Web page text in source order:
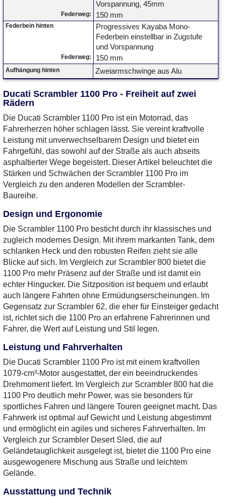
Vorspannung, 45mm
Federweg: 150 mm
Federbein hinten
Progressives Kayaba Mono-
Federbein einstellbar in Zugstufe
und Vorspannung
Federweg: 150 mm
Aufhängung hinten Zweiarmschwinge aus Alu
Ducati Scrambler 1100 Pro - Freiheit auf zwei
Rädern
Die Ducati Scrambler 1100 Pro ist ein Motorrad, das
Fahrerherzen höher schlagen lässt. Sie vereint kraftvolle
Leistung mit unverwechselbarem Design und bietet ein
Fahrgefühl, das sowohl auf der Straße als auch abseits
asphaltierter Wege begeistert. Dieser Artikel beleuchtet die
Stärken und Schwächen der Scrambler 1100 Pro im
Vergleich zu den anderen Modellen der Scrambler-
Baureihe.
Design und Ergonomie
Die Scrambler 1100 Pro besticht durch ihr klassisches und
zugleich modernes Design. Mit ihrem markanten Tank, dem
schlanken Heck und den robusten Reifen zieht sie alle
Blicke auf sich. Im Vergleich zur Scrambler 800 bietet die
1100 Pro mehr Präsenz auf der Straße und ist damit ein
echter Hingucker. Die Sitzposition ist bequem und erlaubt
auch längere Fahrten ohne Ermüdungserscheinungen. Im
Gegensatz zur Scrambler 62, die eher für Einsteiger gedacht
ist, richtet sich die 1100 Pro an erfahrene Fahrerinnen und
Fahrer, die Wert auf Leistung und Stil legen.
Leistung und Fahrverhalten
Die Ducati Scrambler 1100 Pro ist mit einem kraftvollen
1079-cm³-Motor ausgestattet, der ein beeindruckendes
Drehmoment liefert. Im Vergleich zur Scrambler 800 hat die
1100 Pro deutlich mehr Power, was sie besonders für
sportliches Fahren und längere Touren geeignet macht. Das
Fahrwerk ist optimal auf Gewicht und Leistung abgestimmt
und ermöglicht ein agiles und sicheres Fahrverhalten. Im
Vergleich zur Scrambler Desert Sled, die auf
Geländetauglichkeit ausgelegt ist, bietet die 1100 Pro eine
ausgewogenere Mischung aus Straße und leichtem
Gelände.
Ausstattung und Technik